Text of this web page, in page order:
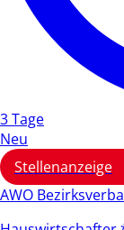
3 Tage
Neu
Stellenanzeige
AWO